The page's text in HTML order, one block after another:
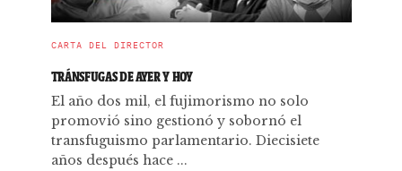
CARTA DEL DIRECTOR
TRÁNSFUGAS DE AYER Y HOY
El año dos mil, el fujimorismo no solo
promovió sino gestionó y sobornó el
transfuguismo parlamentario. Diecisiete
años después hace ...